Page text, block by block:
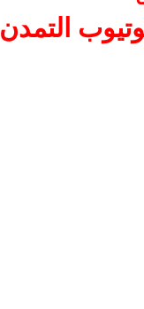
التمدن